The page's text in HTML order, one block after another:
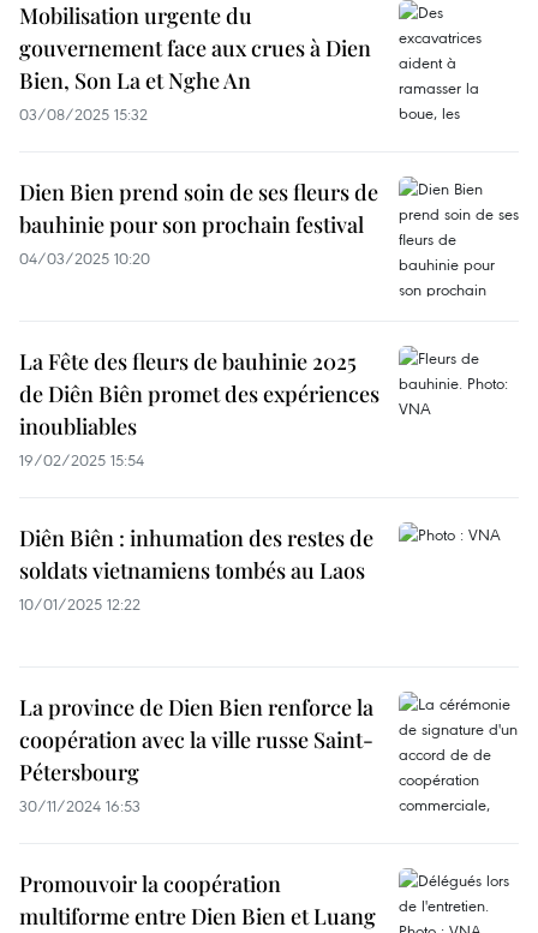
Mobilisation urgente du
gouvernement face aux crues à Dien
Bien, Son La et Nghe An
03/08/2025 15:32
Dien Bien prend soin de ses fleurs de
bauhinie pour son prochain festival
04/03/2025 10:20
La Fête des fleurs de bauhinie 2025
de Diên Biên promet des expériences
inoubliables
19/02/2025 15:54
Diên Biên : inhumation des restes de
soldats vietnamiens tombés au Laos
10/01/2025 12:22
La province de Dien Bien renforce la
coopération avec la ville russe Saint-
Pétersbourg
30/11/2024 16:53
Promouvoir la coopération
multiforme entre Dien Bien et Luang